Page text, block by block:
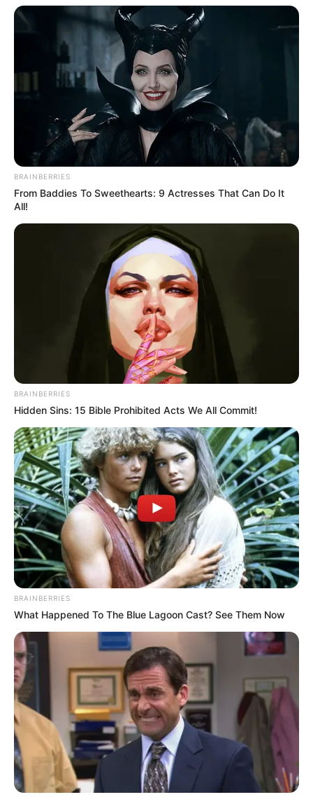
BRAINBERRIES
From Baddies To Sweethearts: 9 Actresses That Can Do It
All!
BRAINBERRIES
Hidden Sins: 15 Bible Prohibited Acts We All Commit!
BRAINBERRIES
What Happened To The Blue Lagoon Cast? See Them Now